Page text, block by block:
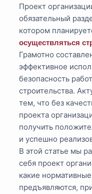
Проект
обязательный
котором
осуществляться
Грамотно
эффективное
безопасность
строительства.
тем, что без
проекта
получить
и успешно
В этой статье мы
себя проект
какие
предъявляются,